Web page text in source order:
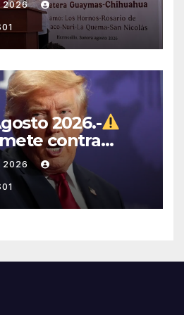
2026
2026.-
contra
y otras
supuestos
2026